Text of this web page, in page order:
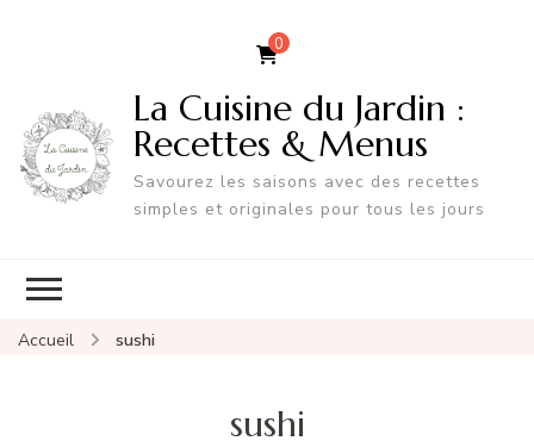
0
La Cuisine du Jardin :
Recettes & Menus
Savourez les saisons avec des recettes
simples et originales pour tous les jours
Accueil sushi
sushi